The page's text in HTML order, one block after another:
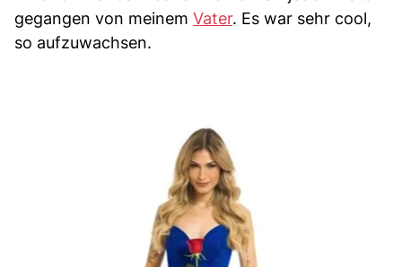
gegangen von meinem Vater. Es war sehr cool,
so aufzuwachsen.